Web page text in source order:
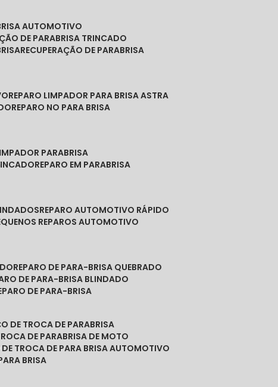
AUTOMOTIVO
DE PARABRISA TRINCADO
RECUPERAÇÃO DE PARABRISA
REPARO LIMPADOR PARA BRISA ASTRA
REPARO NO PARA BRISA
PARABRISA
REPARO EM PARABRISA
REPARO AUTOMOTIVO RÁPIDO
REPAROS AUTOMOTIVO
REPARO DE PARA-BRISA QUEBRADO
DE PARA-BRISA BLINDADO
DE PARA-BRISA
DE TROCA DE PARABRISA
DE PARABRISA DE MOTO
DE TROCA DE PARA BRISA AUTOMOTIVO
BRISA